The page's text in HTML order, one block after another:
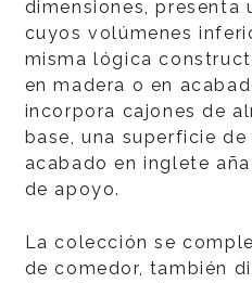
dimensiones, presenta
cuyos volúmenes
misma lógica
en madera o en
incorpora cajones de
base, una superficie
acabado en inglete
de apoyo.
La colección se
de comedor, también